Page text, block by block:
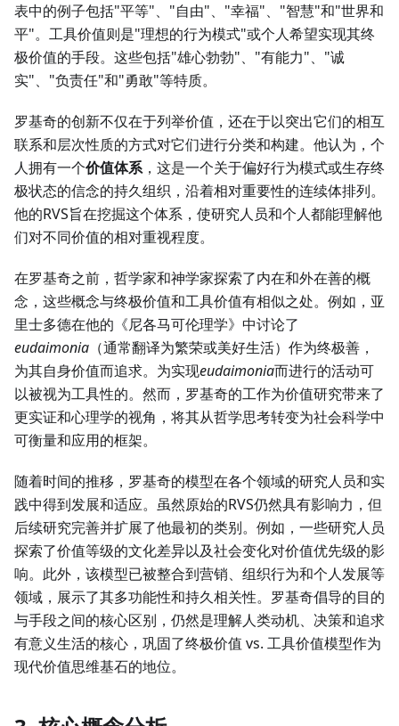
表中的例子包括"平等"、"自由"、"幸福"、"智慧"和"世界和
平"。工具价值则是"理想的行为模式"或个人希望实现其终
极价值的手段。这些包括"雄心勃勃"、"有能力"、"诚
实"、"负责任"和"勇敢"等特质。
罗基奇的创新不仅在于列举价值，还在于以突出它们的相互
联系和层次性质的方式对它们进行分类和构建。他认为，个
人拥有一个价值体系，这是一个关于偏好行为模式或生存终
极状态的信念的持久组织，沿着相对重要性的连续体排列。
他的RVS旨在挖掘这个体系，使研究人员和个人都能理解他
们对不同价值的相对重视程度。
在罗基奇之前，哲学家和神学家探索了内在和外在善的概
念，这些概念与终极价值和工具价值有相似之处。例如，亚
里士多德在他的《尼各马可伦理学》中讨论了
eudaimonia （通常翻译为繁荣或美好生活）作为终极善，
为其自身价值而追求。为实现eudaimonia而进行的活动可
以被视为工具性的。然而，罗基奇的工作为价值研究带来了
更实证和心理学的视角，将其从哲学思考转变为社会科学中
可衡量和应用的框架。
随着时间的推移，罗基奇的模型在各个领域的研究人员和实
践中得到发展和适应。虽然原始的RVS仍然具有影响力，但
后续研究完善并扩展了他最初的类别。例如，一些研究人员
探索了价值等级的文化差异以及社会变化对价值优先级的影
响。此外，该模型已被整合到营销、组织行为和个人发展等
领域，展示了其多功能性和持久相关性。罗基奇倡导的目的
与手段之间的核心区别，仍然是理解人类动机、决策和追求
有意义生活的核心，巩固了终极价值 vs. 工具价值模型作为
现代价值思维基石的地位。